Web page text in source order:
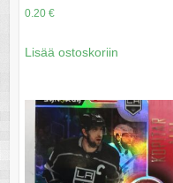
0.20 €
Lisää ostoskoriin